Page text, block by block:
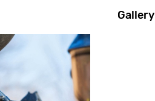
Gallery